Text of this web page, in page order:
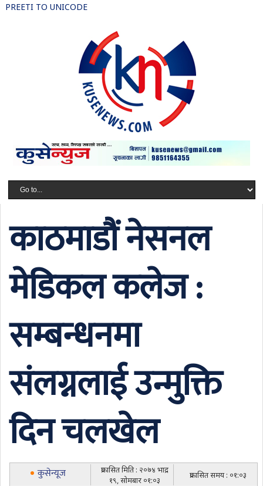
PREETI TO UNICODE
काठमाडौं नेसनल
मेडिकल कलेज :
सम्बन्धनमा
संलग्नलाई उन्मुक्ति
दिन चलखेल
कुसेन्यूज
प्रकासित मिति : २०७४ भाद्र
१९, सोमबार ०१:०३
प्रकासित समय : ०१:०३